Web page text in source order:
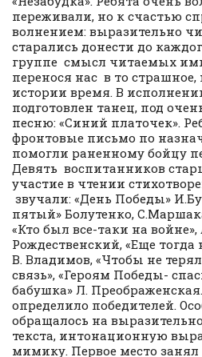
переживали, но к счастью
волнением: выразительно
старались донести до
группе смысл читаемых
перенося нас в то
истории время. В
подготовлен танец, под
песню: «Синий платочек».
фронтовые письмо по
помогли раненному бойцу
Девять воспитанников
участие в чтении
звучали: «День Победы»
пятый» Болутенко,
«Кто был все-таки на войне»,
Рождественский, «Еще тогда
В. Владимов, «Чтобы не
связь», «Героям Победы-
бабушка» Л.
определило победителей.
обращалось на
текста, интонационную
мимику. Первое место